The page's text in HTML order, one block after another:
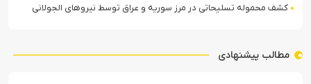
کشف محموله تسلیحاتی در مرز سوریه و عراق توسط نیروهای الجولانی
مطالب پیشنهادی